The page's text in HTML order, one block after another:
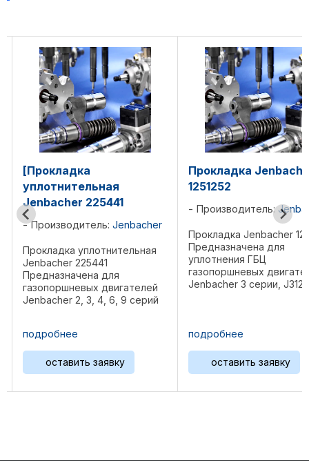
Прокладка Jenbacher
1251252
Производитель:
Предназначена для
уплотнения ГБЦ
газопоршневых двигателей
Jenbacher 3 серии, J312, J316,
J320 Спецификация: Диаметр
45,5 мм, толщина 4,5 мм Вес
подробнее
оставить заявку
Прокладка
крышки
Производитель:
Прокладка
Jenbacher 100548
Предназначена для
газопоршневых
толщина 1 мм.
Безасбестовый
Вес 0,01 ...
подробнее
оставить заявку